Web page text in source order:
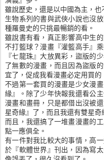
雖說歷史，還是以中國為主，也
生物系列的書與武俠小說也沒
種羅曼史的只挑最暢銷的看。
雖說書有看，真正影響高中生
不打籃球？漫畫『灌籃高手』
『七龍珠』大放異彩，盜版的
了無數的漫畫，而且因為盜版
宜了，促成我看漫畫必定用買的
不過第一套買的漫畫是少女漫
緣』。除了少年快報我還看公
漫畫和畫冊，只是都借出沒被
星奇緣』了，而且我還有雙星奇
而且，我還搞了一堆畫漫畫的
點一應俱全。
有一件對我比較大的事情，高
於『軟體世界』刊出，因為寫